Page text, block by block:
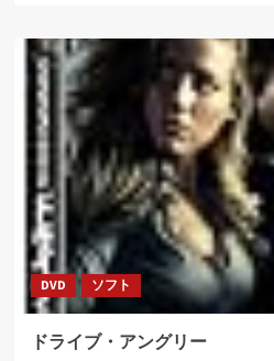
ス
に
ら
に
む
DVD ソフト
ドライブ・アングリー